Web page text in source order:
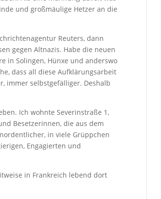
und großmäulige Hetzer an die
Reuters, dann
gegen Altnazis. Habe die neuen
in Solingen, Hünxe und anderswo
dass all diese Aufklärungsarbeit
immer selbstgefälliger. Deshalb
Ich wohnte Severinstraße 1,
Besetzerinnen, die aus dem
in viele Grüppchen
Engagierten und
in Frankreich lebend dort